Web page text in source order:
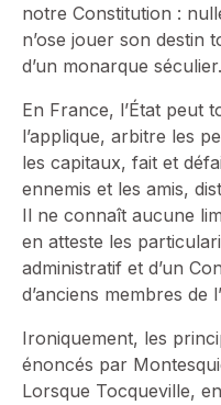
notre Constitution :
n’ose jouer son destin
d’un monarque séculier.
En France, l’État peut
l’applique, arbitre les
les capitaux, fait et
ennemis et les amis,
Il ne connaît aucune
en atteste les
administratif et d’un
d’anciens membres de
Ironiquement, les
énoncés par
Lorsque Tocqueville,